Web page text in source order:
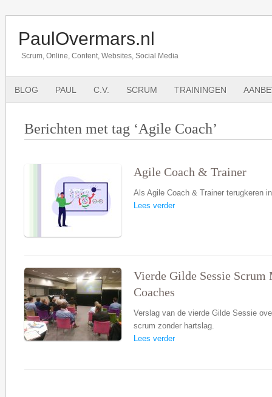
PaulOvermars.nl
Scrum, Online, Content, Websites, Social Media
BLOG PAUL C.V. SCRUM TRAININGEN
Berichten met tag ‘Agile Coach’
Agile Coach & Trainer
Als Agile Coach & Trainer terugkeren
Lees verder
Vierde Gilde Sessie Scrum
Coaches
Verslag van de vierde Gilde Sessie
scrum zonder hartslag.
Lees verder